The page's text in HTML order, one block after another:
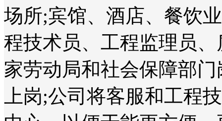
场所;宾馆、酒店、餐饮
程技术员、工程监理员
家劳动局和社会保障部
上岗;公司将客服和工程